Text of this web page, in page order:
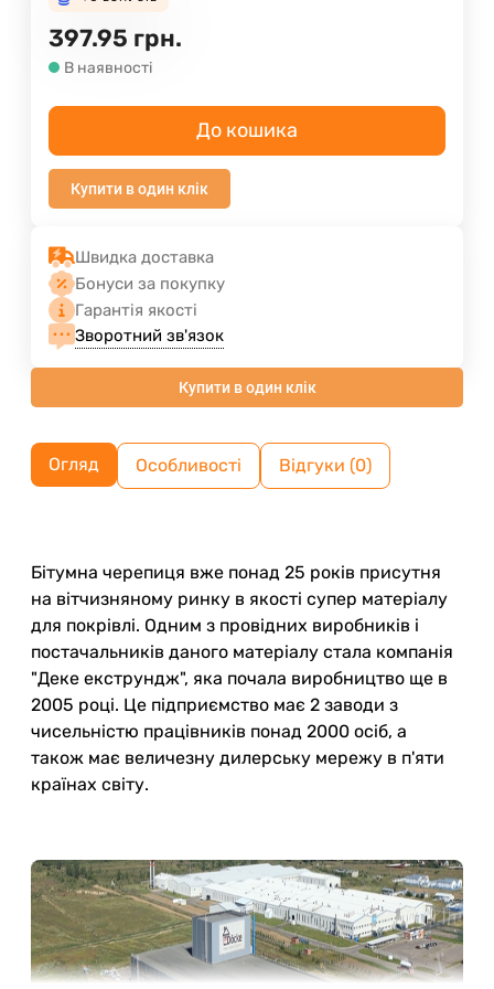
397.95 грн.
В наявності
До кошика
Купити в один клік
Швидка доставка
Бонуси за покупку
Гарантія якості
Зворотний зв'язок
Купити в один клік
Огляд Особливості Відгуки (0)
Бітумна черепиця вже понад 25 років присутня
на вітчизняному ринку в якості супер матеріалу
для покрівлі. Одним з провідних виробників і
постачальників даного матеріалу стала компанія
"Деке екструндж", яка почала виробництво ще в
2005 році. Це підприємство має 2 заводи з
чисельністю працівників понад 2000 осіб, а
також має величезну дилерську мережу в п'яти
країнах світу.